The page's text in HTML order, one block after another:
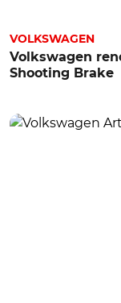
VOLKSWAGEN
Volkswagen
Shooting Brake